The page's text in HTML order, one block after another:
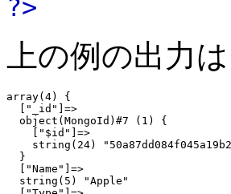
?>
上の例の出力
array(4) {
  ["_id"]=>
  object(MongoId)#7 (1) {
    ["$id"]=>
string(24)
  }
  ["Name"]=>
  string(5) "Apple"